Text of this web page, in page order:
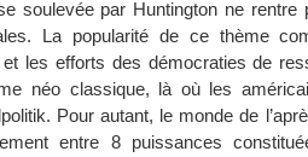
soulevée par Huntington ne rentre
La popularité de ce thème
les efforts des démocraties de
néo classique, là où les
Pour autant, le monde de
entre 8 puissances